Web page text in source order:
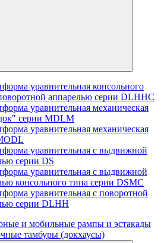
уравнительная консольного
аппарелью серии DLHHC
уравнительная механическая
серии MDLM
уравнительная механическая
уравнительная с выдвижной
серии DS
уравнительная с выдвижной
консольного типа серии DSMC
уравнительная с поворотной
серии DLHH
и мобильные рампы и эстакады
тамбуры (докхаусы)